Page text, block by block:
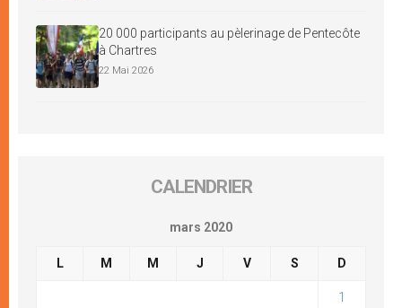
20 000 participants au pèlerinage de Pentecôte
à Chartres
22 Mai 2026
CALENDRIER
mars 2020
L M M J V S D
1